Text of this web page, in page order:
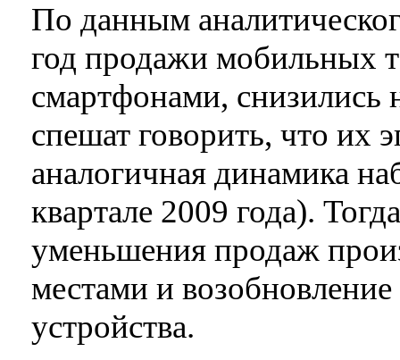
По данным
год продажи мобильных
смартфонами, снизились
спешат говорить, что их
аналогичная динамика
квартале 2009 года).
уменьшения продаж
местами и
устройства.